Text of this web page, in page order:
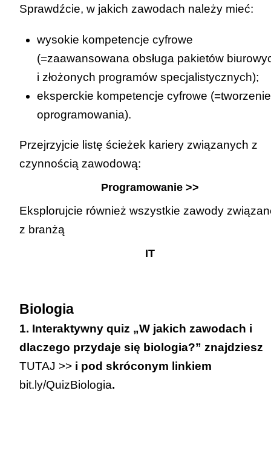
Sprawdźcie, w jakich zawodach należy mieć:
wysokie kompetencje cyfrowe
(=zaawansowana obsługa pakietów
i złożonych programów specjalistycznych);
eksperckie kompetencje cyfrowe (=tworzenie
oprogramowania).
Przejrzyjcie listę ścieżek kariery związanych z
czynnością zawodową:
Programowanie >>
Eksplorujcie również wszystkie zawody
z branżą
IT
Biologia
1. Interaktywny quiz „W jakich zawodach i
dlaczego przydaje się biologia?” znajdziesz
TUTAJ >> i pod skróconym linkiem
bit.ly/QuizBiologia.